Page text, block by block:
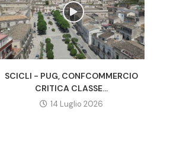
SCICLI - PUG, CONFCOMMERCIO
CRITICA CLASSE...
14 Luglio 2026